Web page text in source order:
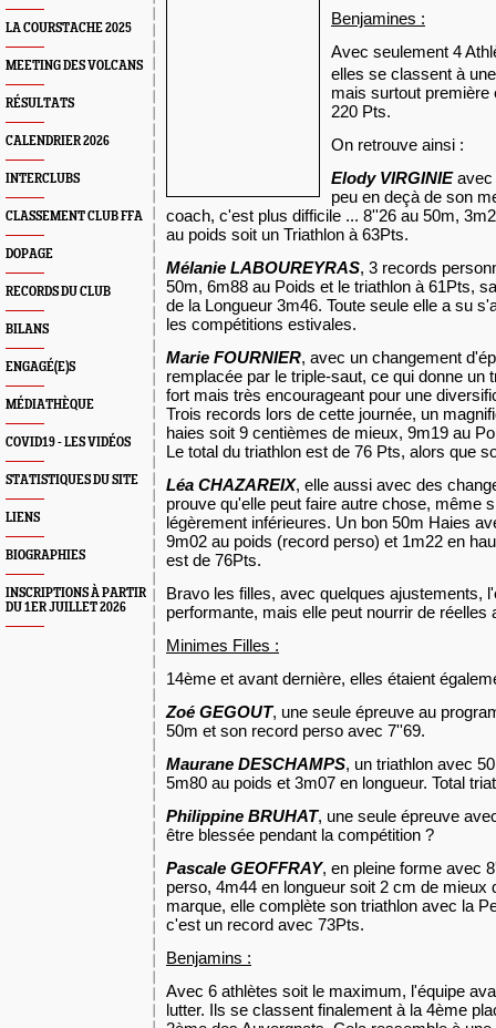
LA COURSTACHE 2025
MEETING DES VOLCANS
RÉSULTATS
CALENDRIER 2026
INTERCLUBS
CLASSEMENT CLUB FFA
DOPAGE
RECORDS DU CLUB
BILANS
ENGAGÉ(E)S
MÉDIATHÈQUE
COVID19 - LES VIDÉOS
STATISTIQUES DU SITE
LIENS
BIOGRAPHIES
INSCRIPTIONS À PARTIR
DU 1ER JUILLET 2026
Benjamines :
Avec seulement 4
elles se classent à
mais surtout première
220 Pts.
On retrouve ainsi :
Elody VIRGINIEavec
peu en deçà de son
coach, c'est plus difficile ... 8''26 au 50m,
au poids soit un Triathlon à 63Pts.
Mélanie LABOUREYRAS, 3 records
50m, 6m88 au Poids et le triathlon à 61Pts,
de la Longueur 3m46. Toute seule elle a su
les compétitions estivales.
Marie FOURNIER, avec un changement
remplacée par le triple-saut, ce qui donne un
fort mais très encourageant pour une
Trois records lors de cette journée, un
haies soit 9 centièmes de mieux, 9m19 au
Le total du triathlon est de 76 Pts, alors que
Léa CHAZAREIX, elle aussi avec des
prouve qu'elle peut faire autre chose, même
légèrement inférieures. Un bon 50m Haies
9m02 au poids (record perso) et 1m22 en
est de 76Pts.
Bravo les filles, avec quelques ajustements,
performante, mais elle peut nourrir de réelles
Minimes Filles :
14ème et avant dernière, elles étaient
Zoé GEGOUT, une seule épreuve au
50m et son record perso avec 7''69.
Maurane DESCHAMPS, un triathlon avec
5m80 au poids et 3m07 en longueur. Total
Philippine BRUHAT, une seule épreuve
être blessée pendant la compétition ?
Pascale GEOFFRAY, en pleine forme avec
perso, 4m44 en longueur soit 2 cm de mieux
marque, elle complète son triathlon avec la
c'est un record avec 73Pts.
Benjamins :
Avec 6 athlètes soit le maximum, l'équipe
lutter. Ils se classent finalement à la 4ème